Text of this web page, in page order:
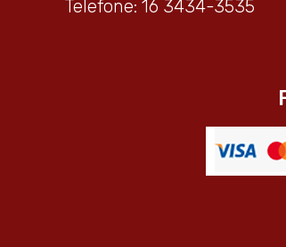
Telefone: 16 3434-3535